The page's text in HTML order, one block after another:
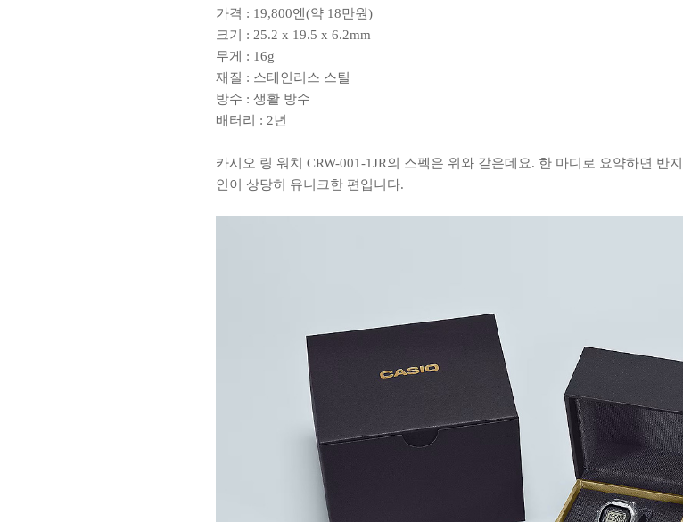
가격 : 19,800엔(약 18만원)
크기 : 25.2 x 19.5 x 6.2mm
무게 : 16g
재질 : 스테인리스 스틸
방수 : 생활 방수
배터리 : 2년
카시오 링 워치 CRW-001-1JR의 스펙은 위와 같은데요. 한 마디로 요약하면 반
인이 상당히 유니크한 편입니다.